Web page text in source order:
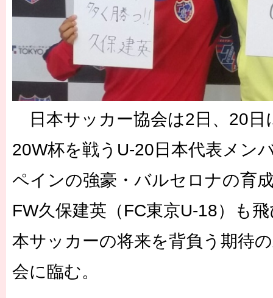
日本サッカー協会は2日、20日
20W杯を戦うU-20日本代表メン
ペインの強豪・バルセロナの育
FW久保建英（FC東京U-18）も
本サッカーの将来を背負う期待
会に臨む。